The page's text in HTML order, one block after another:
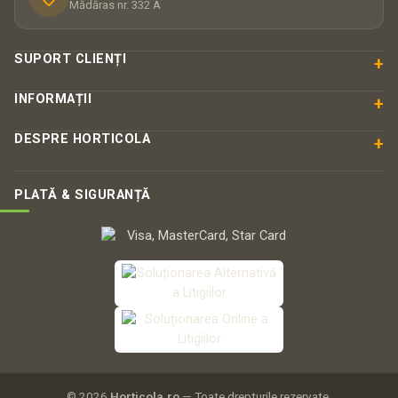
Mădăras nr. 332 A
SUPORT CLIENȚI +
INFORMAȚII +
DESPRE HORTICOLA +
PLATĂ & SIGURANȚĂ